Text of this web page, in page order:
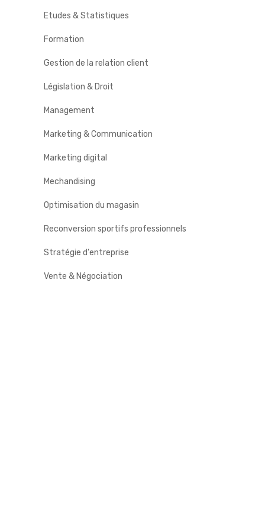
Etudes & Statistiques
Formation
Gestion de la relation client
Législation & Droit
Management
Marketing & Communication
Marketing digital
Mechandising
Optimisation du magasin
Reconversion sportifs professionnels
Stratégie d'entreprise
Vente & Négociation